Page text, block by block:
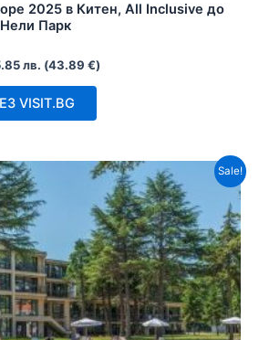
2025 в Китен, All Inclusive до
Парк
лв. (43.89 €)
VISIT.BG
Sale!